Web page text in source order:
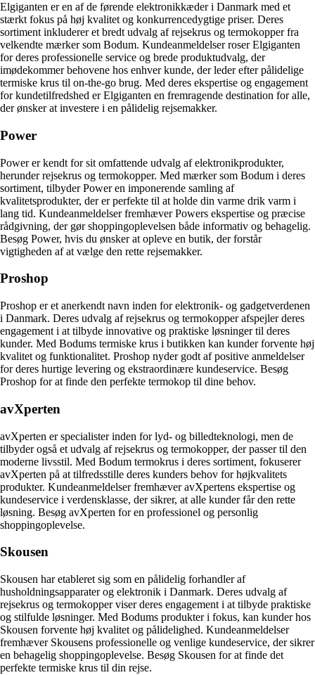
Elgiganten er en af de førende elektronikkæder i Danmark med et
stærkt fokus på høj kvalitet og konkurrencedygtige priser. Deres
sortiment inkluderer et bredt udvalg af rejsekrus og termokopper fra
velkendte mærker som Bodum. Kundeanmeldelser roser Elgiganten
for deres professionelle service og brede produktudvalg, der
imødekommer behovene hos enhver kunde, der leder efter pålidelige
termiske krus til on-the-go brug. Med deres ekspertise og engagement
for kundetilfredshed er Elgiganten en fremragende destination for alle,
der ønsker at investere i en pålidelig rejsemakker.
Power
Power er kendt for sit omfattende udvalg af elektronikprodukter,
herunder rejsekrus og termokopper. Med mærker som Bodum i deres
sortiment, tilbyder Power en imponerende samling af
kvalitetsprodukter, der er perfekte til at holde din varme drik varm i
lang tid. Kundeanmeldelser fremhæver Powers ekspertise og præcise
rådgivning, der gør shoppingoplevelsen både informativ og behagelig.
Besøg Power, hvis du ønsker at opleve en butik, der forstår
vigtigheden af at vælge den rette rejsemakker.
Proshop
Proshop er et anerkendt navn inden for elektronik- og gadgetverdenen
i Danmark. Deres udvalg af rejsekrus og termokopper afspejler deres
engagement i at tilbyde innovative og praktiske løsninger til deres
kunder. Med Bodums termiske krus i butikken kan kunder forvente høj
kvalitet og funktionalitet. Proshop nyder godt af positive anmeldelser
for deres hurtige levering og ekstraordinære kundeservice. Besøg
Proshop for at finde den perfekte termokop til dine behov.
avXperten
avXperten er specialister inden for lyd- og billedteknologi, men de
tilbyder også et udvalg af rejsekrus og termokopper, der passer til den
moderne livsstil. Med Bodum termokrus i deres sortiment, fokuserer
avXperten på at tilfredsstille deres kunders behov for højkvalitets
produkter. Kundeanmeldelser fremhæver avXpertens ekspertise og
kundeservice i verdensklasse, der sikrer, at alle kunder får den rette
løsning. Besøg avXperten for en professionel og personlig
shoppingoplevelse.
Skousen
Skousen har etableret sig som en pålidelig forhandler af
husholdningsapparater og elektronik i Danmark. Deres udvalg af
rejsekrus og termokopper viser deres engagement i at tilbyde praktiske
og stilfulde løsninger. Med Bodums produkter i fokus, kan kunder hos
Skousen forvente høj kvalitet og pålidelighed. Kundeanmeldelser
fremhæver Skousens professionelle og venlige kundeservice, der sikrer
en behagelig shoppingoplevelse. Besøg Skousen for at finde det
perfekte termiske krus til din rejse.